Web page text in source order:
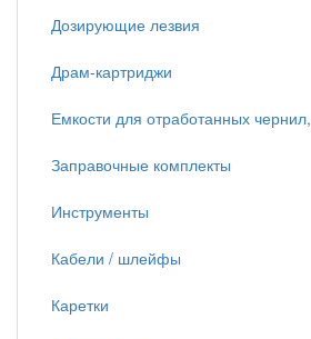
Дозирующие лезвия
Драм-картриджи
Емкости для отработанных чернил,
Заправочные комплекты
Инструменты
Кабели / шлейфы
Каретки